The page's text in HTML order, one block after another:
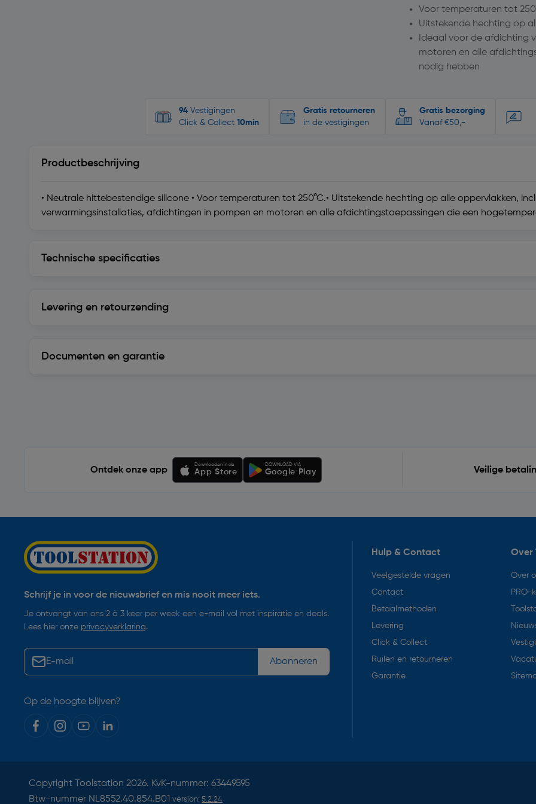
Voor temperaturen tot
Uitstekende hechting op
Ideaal voor de afdichting
motoren en alle
nodig hebben
94 Vestigingen
Click & Collect 10min
Gratis retourneren
in de vestigingen
Gratis bezorging
Vanaf €50,-
Productbeschrijving
• Neutrale hittebestendige silicone • Voor temperaturen tot 250°C.• Uitstekende hechting op alle oppervlakken,
verwarmingsinstallaties, afdichtingen in pompen en motoren en alle afdichtingstoepassingen die een
Technische specificaties
Levering en retourzending
Documenten en garantie
Ontdek onze app
Downloaden in de
App Store
DOWNLOAD VIA
Google Play Veilige
Schrijf je in voor de nieuwsbrief en mis nooit meer iets.
Je ontvangt van ons 2 à 3 keer per week een e-mail vol met inspiratie en deals.
Lees hier onze privacyverklaring.
Abonneren
Op de hoogte blijven?
Hulp & Contact
Veelgestelde vragen
Contact
Betaalmethoden
Levering
Click & Collect
Ruilen en retourneren
Garantie
Over
Over
PRO-
Copyright Toolstation 2026. KvK-nummer: 63449595
Btw-nummer NL8552.40.854.B01 version: 5.2.24